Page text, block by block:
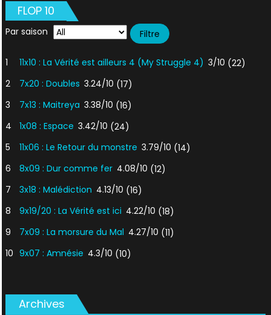
FLOP 10
Par saison
1 11x10 : La Vérité est ailleurs 4 (My Struggle 4) 3/10 (22)
2
7x20 : Doubles 3.24/10 (17)
3
7x13 : Maitreya 3.38/10 (16)
4
1x08 : Espace 3.42/10 (24)
5
11x06 : Le Retour du monstre 3.79/10 (14)
6
8x09 : Dur comme fer 4.08/10 (12)
7
3x18 : Malédiction 4.13/10 (16)
8
9x19/20 : La Vérité est ici 4.22/10 (18)
9
7x09 : La morsure du Mal 4.27/10 (11)
10 9x07 : Amnésie 4.3/10 (10)
Archives